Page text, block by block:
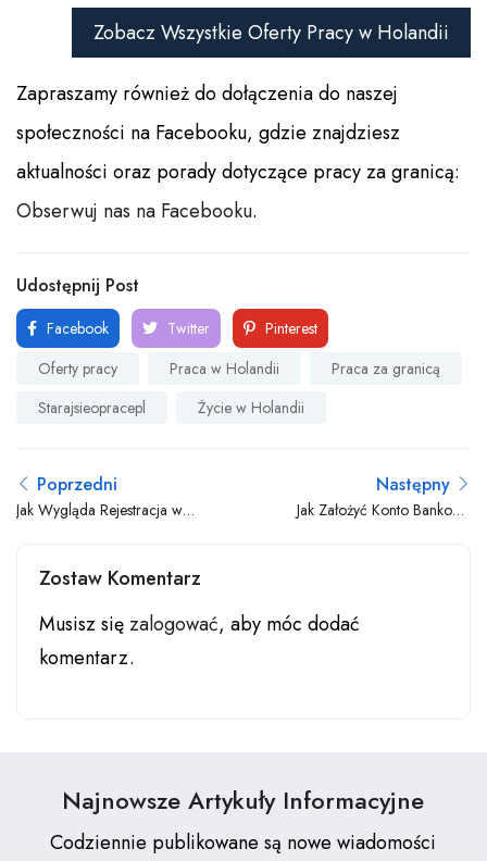
Zobacz Wszystkie Oferty Pracy w Holandii
Zapraszamy również do dołączenia do naszej
społeczności na Facebooku, gdzie znajdziesz
aktualności oraz porady dotyczące pracy za granicą:
Obserwuj nas na Facebooku.
Udostępnij Post
Facebook Twitter
Pinterest
Oferty pracy
Praca w Holandii
Praca za granicą
Starajsieopracepl
Życie w Holandii
Poprzedni
Jak Wygląda Rejestracja w
Następny
Jak Założyć Konto Bankowe
Zostaw Komentarz
Musisz sięzalogować, aby móc dodać
komentarz.
Najnowsze Artykuły Informacyjne
Codziennie publikowane są nowe wiadomości